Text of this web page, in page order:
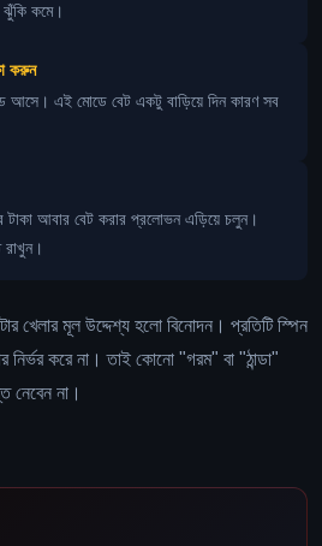
কমে।
করুন
আসে। এই মোডে বেট একটু বাড়িয়ে দিন কারণ সব
আবার বেট করার প্রলোভন এড়িয়ে চলুন।
খেলার মূল উদ্দেশ্য হলো বিনোদন। প্রতিটি স্পিন
নির্ভর করে না। তাই কোনো "গরম" বা "ঠান্ডা"
নেবেন না।